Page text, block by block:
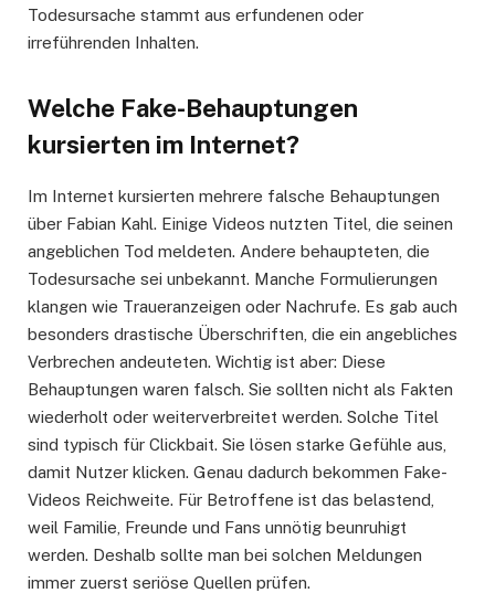
Todesursache stammt aus erfundenen oder
irreführenden Inhalten.
Welche Fake-Behauptungen
kursierten im Internet?
Im Internet kursierten mehrere falsche Behauptungen
über Fabian Kahl. Einige Videos nutzten Titel, die seinen
angeblichen Tod meldeten. Andere behaupteten, die
Todesursache sei unbekannt. Manche Formulierungen
klangen wie Traueranzeigen oder Nachrufe. Es gab auch
besonders drastische Überschriften, die ein angebliches
Verbrechen andeuteten. Wichtig ist aber: Diese
Behauptungen waren falsch. Sie sollten nicht als Fakten
wiederholt oder weiterverbreitet werden. Solche Titel
sind typisch für Clickbait. Sie lösen starke Gefühle aus,
damit Nutzer klicken. Genau dadurch bekommen Fake-
Videos Reichweite. Für Betroffene ist das belastend,
weil Familie, Freunde und Fans unnötig beunruhigt
werden. Deshalb sollte man bei solchen Meldungen
immer zuerst seriöse Quellen prüfen.